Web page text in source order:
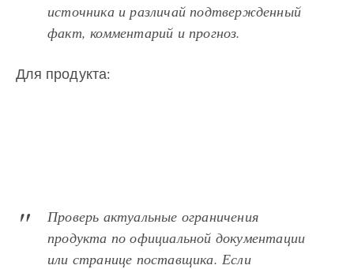
источника и различай подтвержденный
факт, комментарий и прогноз.
Для продукта:
Проверь актуальные ограничения
продукта по официальной документации
или странице поставщика. Если